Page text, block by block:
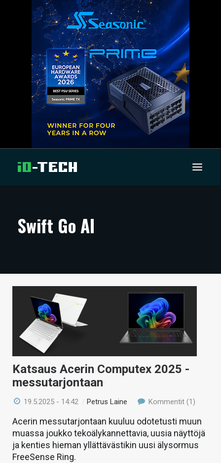
ARTIKKELIT
TECHBBS
TIETOA
HINTA.FI
KAUPPA
VAIHDA TEEMA
Swift Go AI
Katsaus Acerin Computex 2025 -
messutarjontaan
19.5.2025 - 14:42 /Petrus Laine Kommentit (1)
Acerin messutarjontaan kuuluu odotetusti muun
muassa joukko tekoälykannettavia, uusia näyttöjä
ja kenties hieman yllättävästikin uusi älysormus
FreeSense Ring.